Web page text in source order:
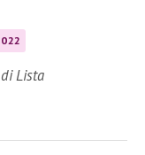
Lista